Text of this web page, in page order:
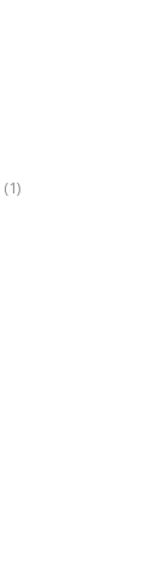
(1)